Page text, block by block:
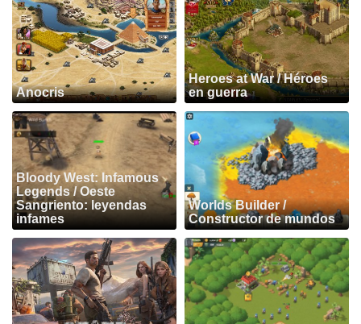
Anocris
Heroes at War / Héroes
en guerra
Bloody West: Infamous
Legends / Oeste
Sangriento: leyendas
infames
Worlds Builder /
Constructor de mundos